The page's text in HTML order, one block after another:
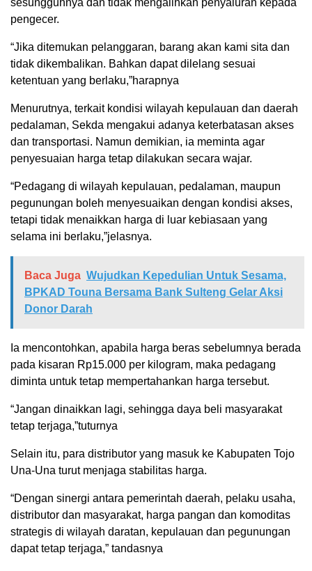
pengecer.
“Jika ditemukan pelanggaran, barang akan kami sita dan
tidak dikembalikan. Bahkan dapat dilelang sesuai
ketentuan yang berlaku,”harapnya
Menurutnya, terkait kondisi wilayah kepulauan dan daerah
pedalaman, Sekda mengakui adanya keterbatasan akses
dan transportasi. Namun demikian, ia meminta agar
penyesuaian harga tetap dilakukan secara wajar.
“Pedagang di wilayah kepulauan, pedalaman, maupun
pegunungan boleh menyesuaikan dengan kondisi akses,
tetapi tidak menaikkan harga di luar kebiasaan yang
selama ini berlaku,”jelasnya.
Baca Juga Wujudkan Kepedulian Untuk Sesama,
BPKAD Touna Bersama Bank Sulteng Gelar Aksi
Donor Darah
Ia mencontohkan, apabila harga beras sebelumnya berada
pada kisaran Rp15.000 per kilogram, maka pedagang
diminta untuk tetap mempertahankan harga tersebut.
“Jangan dinaikkan lagi, sehingga daya beli masyarakat
tetap terjaga,”tuturnya
Selain itu, para distributor yang masuk ke Kabupaten Tojo
Una-Una turut menjaga stabilitas harga.
“Dengan sinergi antara pemerintah daerah, pelaku usaha,
distributor dan masyarakat, harga pangan dan komoditas
strategis di wilayah daratan, kepulauan dan pegunungan
dapat tetap terjaga,” tandasnya